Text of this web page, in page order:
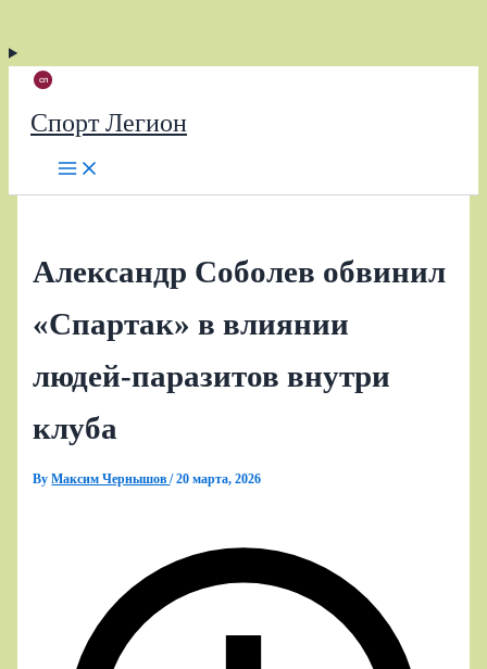
Спорт Легион
Александр Соболев обвинил
«Спартак» в влиянии
людей‑паразитов внутри
клуба
ByМаксим Чернышов/20 марта, 2026